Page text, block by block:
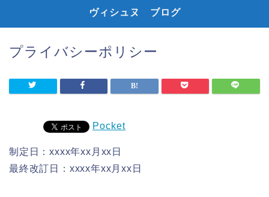
ヴィシュヌ ブログ
プライバシーポリシー
Pocket
制定日：xxxx年xx月xx日
最終改訂日：xxxx年xx月xx日